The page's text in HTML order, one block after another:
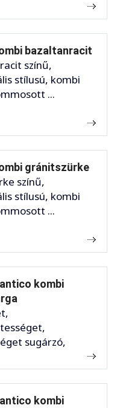
bazaltanracit
színű,
stílusú, kombi
...
gránitszürke
színű,
stílusú, kombi
...
kombi
sugárzó,
kombi